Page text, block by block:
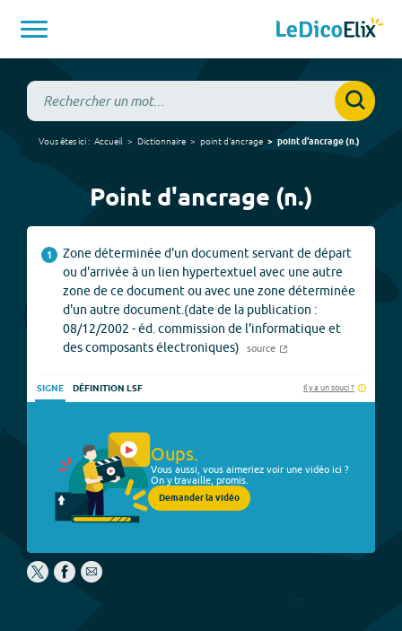
Vous êtes ici : Accueil Dictionnaire point d'ancrage point d'ancrage(n.)
Point d'ancrage (n.)
1
Zone déterminée d'un document servant de départ
ou d'arrivée à un lien hypertextuel avec une autre
zone de ce document ou avec une zone déterminée
d'un autre document.(date de la publication :
08/12/2002 - éd. commission de l'informatique et
des composants électroniques)
source
SIGNE DÉFINITION LSF Il y a un souci ?
Oups.
Vous aussi, vous aimeriez voir une vidéo ici ?
On y travaille, promis.
Demander la vidéo